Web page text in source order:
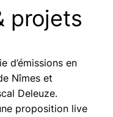
projets
d’émissions en
Nîmes et
Deleuze.
proposition live